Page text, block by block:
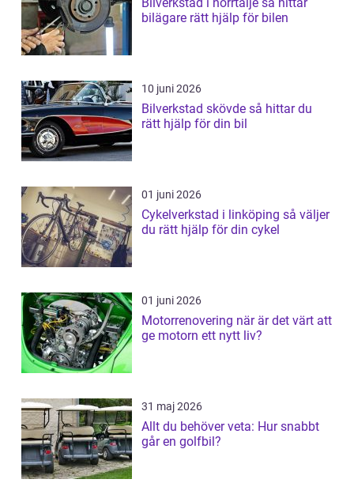
Bilverkstad i norrtälje så hittar
bilägare rätt hjälp för bilen
10 juni 2026
Bilverkstad skövde så hittar du
rätt hjälp för din bil
01 juni 2026
Cykelverkstad i linköping så väljer
du rätt hjälp för din cykel
01 juni 2026
Motorrenovering när är det värt att
ge motorn ett nytt liv?
31 maj 2026
Allt du behöver veta: Hur snabbt
går en golfbil?